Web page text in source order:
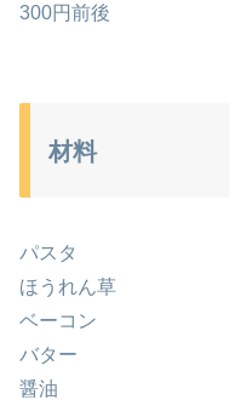
300円前後
材料
パスタ
ほうれん草
ベーコン
バター
醤油